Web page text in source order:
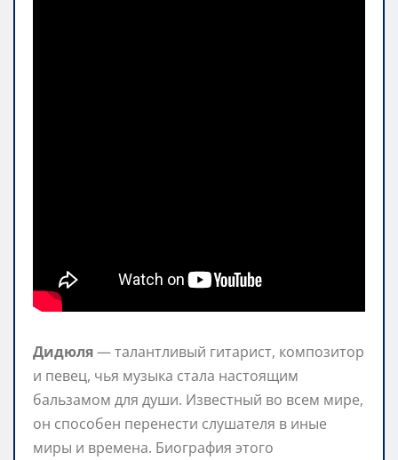
Дидюля— талантливый гитарист, композитор
и певец, чья музыка стала настоящим
бальзамом для души. Известный во всем мире,
он способен перенести слушателя в иные
миры и времена. Биография этого